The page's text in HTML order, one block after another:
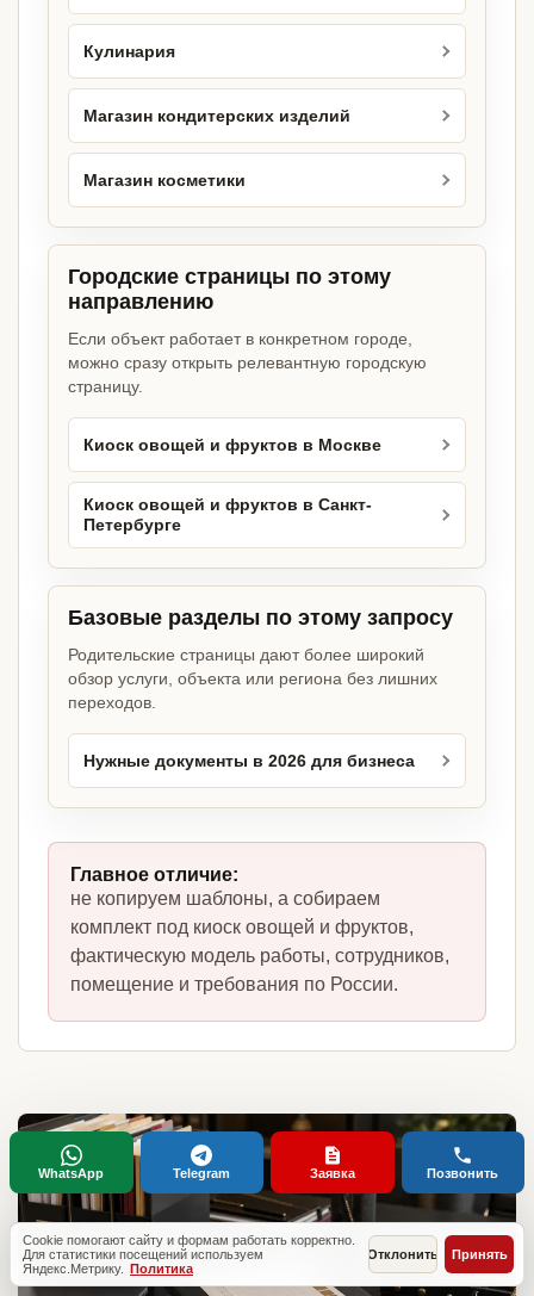
Кулинария
Магазин кондитерских изделий
Магазин косметики
Городские страницы по этому
направлению
Если объект работает в конкретном городе,
можно сразу открыть релевантную городскую
страницу.
Киоск овощей и фруктов в Москве
Киоск овощей и фруктов в Санкт-
Петербурге
Базовые разделы по этому запросу
Родительские страницы дают более широкий
обзор услуги, объекта или региона без лишних
переходов.
Нужные документы в 2026 для бизнеса
Главное отличие:
не копируем шаблоны, а собираем
комплект под киоск овощей и фруктов,
фактическую модель работы, сотрудников,
помещение и требования по России.
Cookie помогают сайту и формам работать корректно.
Для статистики посещений используем
Яндекс.Метрику. Политика
Отклонить Принять
WhatsApp Telegram Заявка Позвонить